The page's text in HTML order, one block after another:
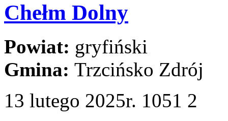
Chełm Dolny
Powiat: gryfiński
Gmina: Trzcińsko Zdrój
13 lutego 2025r. 1051 2